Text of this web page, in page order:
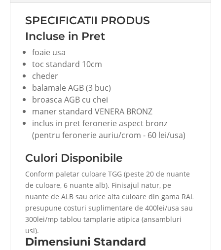
SPECIFICATII PRODUS
Incluse in Pret
foaie usa
toc standard 10cm
cheder
balamale AGB (3 buc)
broasca AGB cu chei
maner standard VENERA BRONZ
inclus in pret feronerie aspect bronz
(pentru feronerie auriu/crom - 60 lei/usa)
Culori Disponibile
Conform paletar culoare TGG (peste 20 de nuante
de culoare, 6 nuante alb). Finisajul natur, pe
nuante de ALB sau orice alta culoare din gama RAL
presupune costuri suplimentare de 400lei/usa sau
300lei/mp tablou tamplarie atipica (ansambluri
usi).
Dimensiuni Standard